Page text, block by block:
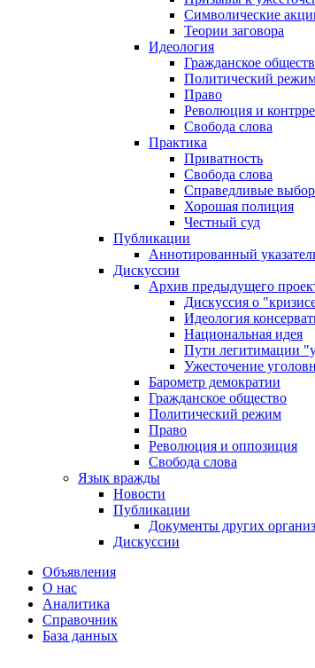
Символические
Теории заговора
Идеология
Гражданское
Политический
Право
Революция и
Свобода слова
Практика
Приватность
Свобода слова
Справедливые
Хорошая полиция
Честный суд
Публикации
Аннотированный
Дискуссии
Архив предыдущего
Дискуссия о
Идеология
Национальная идея
Пути легитимации
Ужесточение
Барометр демократии
Гражданское общество
Политический режим
Право
Революция и оппозиция
Свобода слова
Язык вражды
Новости
Публикации
Документы других
Дискуссии
Объявления
О нас
Аналитика
Справочник
База данных